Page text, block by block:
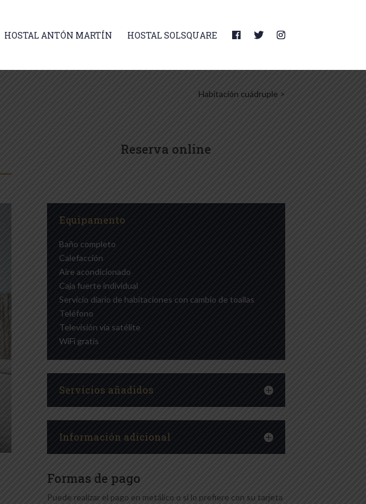
HOSTAL ANTÓN MARTÍN HOSTAL SOLSQUARE
Habitación cuádruple >
Reserva online
Equipamento
Baño completo
Calefacción
Aire acondicionado
Caja fuerte individual
Servicio diario de habitaciones con cambio de toallas
Teléfono
Televisión vía satélite
WiFi gratis
Servicios añadidos
Información adicional
Formas de pago
Puede realizar el pago en metálico o si lo prefiere con su tarjeta